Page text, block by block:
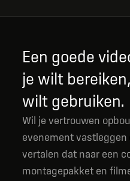
Een goede
je wilt
wilt gebruiken.
Wil je vertrouwen
evenement vastleggen
vertalen dat naar een
montagepakket en